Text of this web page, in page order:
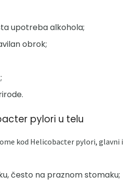
upotreba alkohola;
obrok;
pylori u telu
kod Helicobacter pylori, glavni i
često na praznom stomaku;